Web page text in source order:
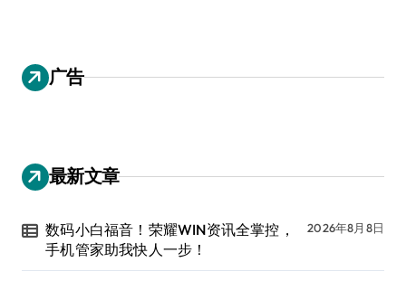
广告
最新文章
数码小白福音！荣耀WIN资讯全掌控，
手机管家助我快人一步！
2026年8月8日